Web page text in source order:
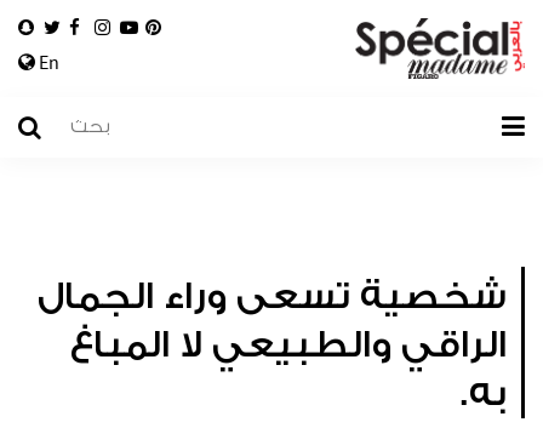
En
شخصية تسعى وراء الجمال
الراقي والطبيعي لا المباغ
به.